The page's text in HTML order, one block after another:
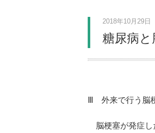
2018年10月29日
糖尿病と
Ⅲ 外来で行う脳
脳梗塞が発症し